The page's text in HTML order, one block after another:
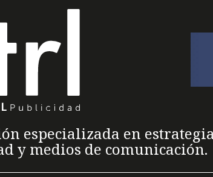
especializada en
y medios de comunicación.